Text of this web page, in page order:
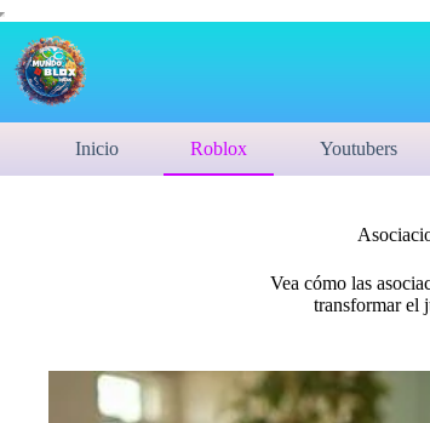
Inicio Roblox Youtubers
Vea cómo las
transformar el